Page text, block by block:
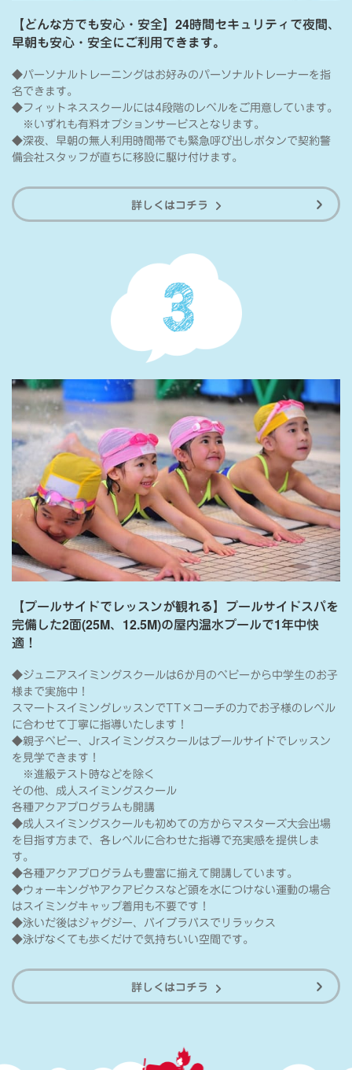
【どんな方でも安心・安全】24時間セキュリティで夜間、
早朝も安心・安全にご利用できます。
◆パーソナルトレーニングはお好みのパーソナルトレーナーを指
名できます。
◆フィットネススクールには4段階のレベルをご用意しています。
※いずれも有料オプションサービスとなります。
◆深夜、早朝の無人利用時間帯でも緊急呼び出しボタンで契約警
備会社スタッフが直ちに移設に駆け付けます。
詳しくはコチラ
【プールサイドでレッスンが観れる】プールサイドスパを
完備した2面(25M、12.5M)の屋内温水プールで1年中快
適！
◆ジュニアスイミングスクールは6か月のベビーから中学生のお子
様まで実施中！
スマートスイミングレッスンでTT×コーチの力でお子様のレベル
に合わせて丁寧に指導いたします！
◆親子ベビー、Jrスイミングスクールはプールサイドでレッスン
を見学できます！
※進級テスト時などを除く
その他、成人スイミングスクール
各種アクアプログラムも開講
◆成人スイミングスクールも初めての方からマスターズ大会出場
を目指す方まで、各レベルに合わせた指導で充実感を提供しま
す。
◆各種アクアプログラムも豊富に揃えて開講しています。
◆ウォーキングやアクアビクスなど頭を水につけない運動の場合
はスイミングキャップ着用も不要です！
◆泳いだ後はジャグジー、バイブラバスでリラックス
◆泳げなくても歩くだけで気持ちいい空間です。
詳しくはコチラ